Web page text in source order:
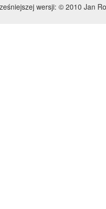
wersji: © 2010 Jan